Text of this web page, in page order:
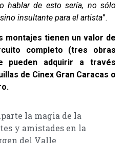
hablar de esto sería, no sólo
insultante para el artista”.
montajes tienen un valor de
completo (tres obras
pueden adquirir a través
de Cinex Gran Caracas o
la magia de la
y amistades en la
del Valle